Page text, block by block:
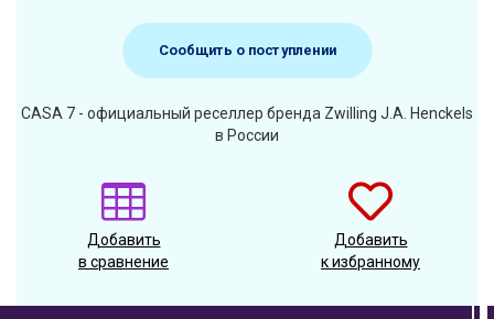
Сообщить о поступлении
CASA 7 - официальный реселлер бренда Zwilling J.A. Henckels
в России
Добавить
в сравнение
Добавить
к избранному